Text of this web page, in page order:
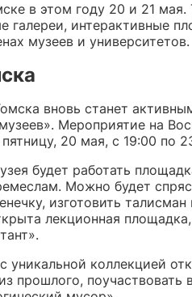
в этом году 20 и 21 мая.
галереи, интерактивные
музеев и университетов.
вновь станет
Мероприятие на
20 мая, с 19:00 по
будет работать
Можно будет
изготовить талисман
лекционная
уникальной коллекцией
прошлого, поучаствовать